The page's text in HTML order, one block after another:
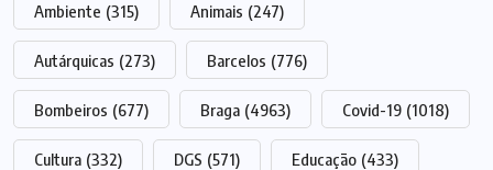
Ambiente (315) Animais (247)
Autárquicas (273) Barcelos (776)
Bombeiros (677) Braga (4963) Covid-19 (1018)
Cultura (332) DGS (571) Educação (433)